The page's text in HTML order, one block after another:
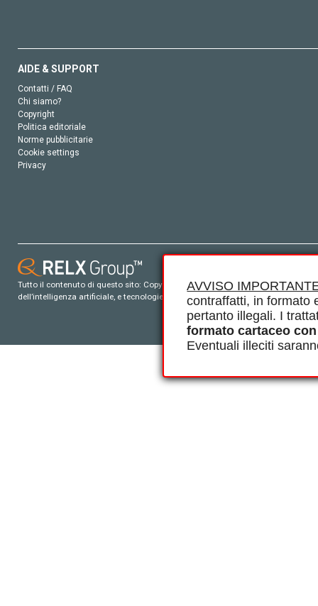
AVVISO
contraffatti, in formato
pertanto illegali. I
formato cartaceo
Eventuali illeciti
AIDE & SUPPORT
Contatti / FAQ
Chi siamo?
Copyright
Politica editoriale
Norme pubblicitarie
Cookie settings
Privacy
Tutto il contenuto di questo sito: Copyright © 2026 Elsevier, i suoi
dell’intelligenza artificiale, e tecnologie simili. Per tutto il contenuto ‘open